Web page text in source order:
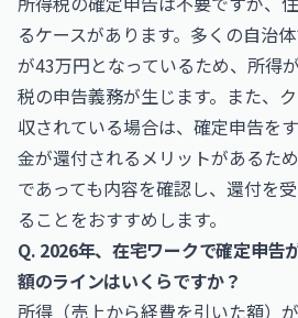
るケースがあります。多くの自治
が43万円となっているため、所得
税の申告義務が生じます。また、
収されている場合は、確定申告を
金が還付されるメリットがあるた
であっても内容を確認し、還付を
ることをおすすめします。
Q. 2026年、在宅ワークで確定申告
額のラインはいくらですか？
所得（売上から経費を引いた額）